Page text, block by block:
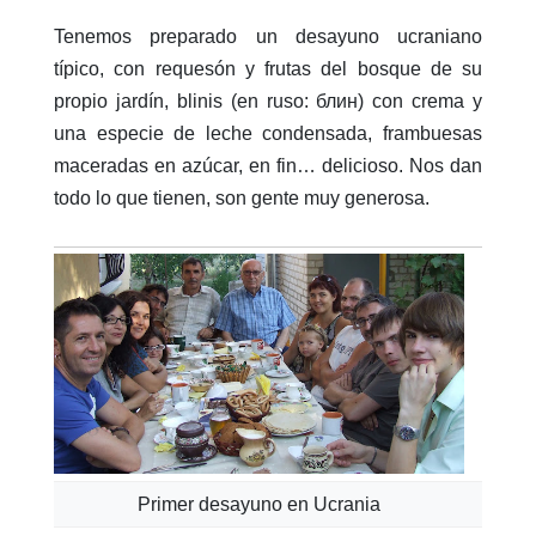
Tenemos preparado un desayuno ucraniano
típico, con requesón y frutas del bosque de su
propio jardín, blinis (en ruso: блин) con crema y
una especie de leche condensada, frambuesas
maceradas en azúcar, en fin… delicioso. Nos dan
todo lo que tienen, son gente muy generosa.
Primer desayuno en Ucrania